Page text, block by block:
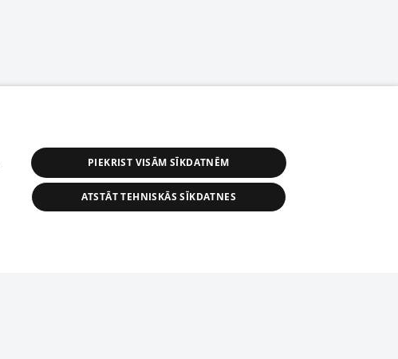
PIEKRIST VISĀM SĪKDATNĒM
ATSTĀT TEHNISKĀS SĪKDATNES